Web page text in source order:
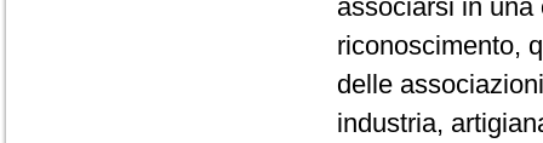
associarsi in
riconoscimento,
delle
industria,